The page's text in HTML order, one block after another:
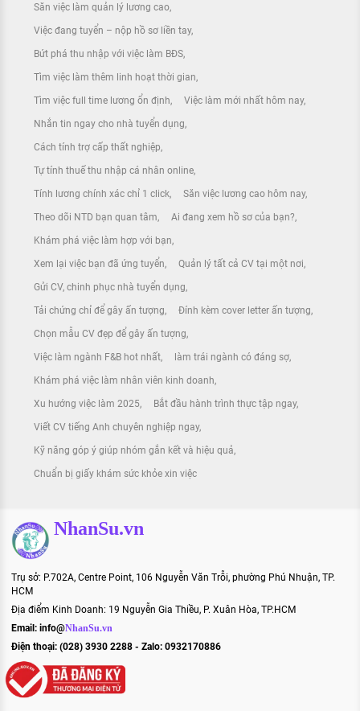
Săn việc làm quản lý lương cao
Việc đang tuyển – nộp hồ sơ liền tay
Bứt phá thu nhập với việc làm BĐS
Tìm việc làm thêm linh hoạt thời gian
Tìm việc full time lương ổn định Việc làm mới nhất hôm nay
Nhắn tin ngay cho nhà tuyển dụng
Cách tính trợ cấp thất nghiệp
Tự tính thuế thu nhập cá nhân online
Tính lương chính xác chỉ 1 click Săn việc lương cao hôm nay
Theo dõi NTD bạn quan tâm Ai đang xem hồ sơ của bạn?
Khám phá việc làm hợp với bạn
Xem lại việc bạn đã ứng tuyển Quản lý tất cả CV tại một nơi
Gửi CV, chinh phục nhà tuyển dụng
Tải chứng chỉ để gây ấn tượng Đính kèm cover letter ấn tượng
Chọn mẫu CV đẹp để gây ấn tượng
Việc làm ngành F&B hot nhất làm trái ngành có đáng sợ
Khám phá việc làm nhân viên kinh doanh
Xu hướng việc làm 2025 Bắt đầu hành trình thực tập ngay
Viết CV tiếng Anh chuyên nghiệp ngay
Kỹ năng góp ý giúp nhóm gắn kết và hiệu quả
Chuẩn bị giấy khám sức khỏe xin việc
NhanSu.vn
Trụ sở: P.702A, Centre Point, 106 Nguyễn Văn Trỗi, phường Phú Nhuận, TP.
HCM
Địa điểm Kinh Doanh: 19 Nguyễn Gia Thiều, P. Xuân Hòa, TP.HCM
Email: info@NhanSu.vn
Điện thoại: (028) 3930 2288 - Zalo: 0932170886